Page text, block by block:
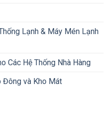
Lạnh & Máy Mén Lạnh
Các Hệ Thống Nhà Hàng
Đông và Kho Mát